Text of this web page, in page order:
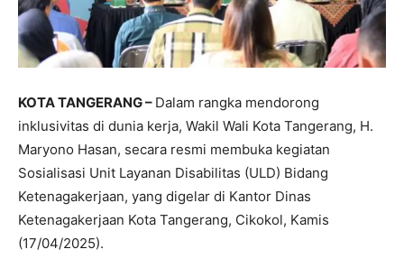
KOTA TANGERANG – Dalam rangka mendorong
inklusivitas di dunia kerja, Wakil Wali Kota Tangerang, H.
Maryono Hasan, secara resmi membuka kegiatan
Sosialisasi Unit Layanan Disabilitas (ULD) Bidang
Ketenagakerjaan, yang digelar di Kantor Dinas
Ketenagakerjaan Kota Tangerang, Cikokol, Kamis
(17/04/2025).